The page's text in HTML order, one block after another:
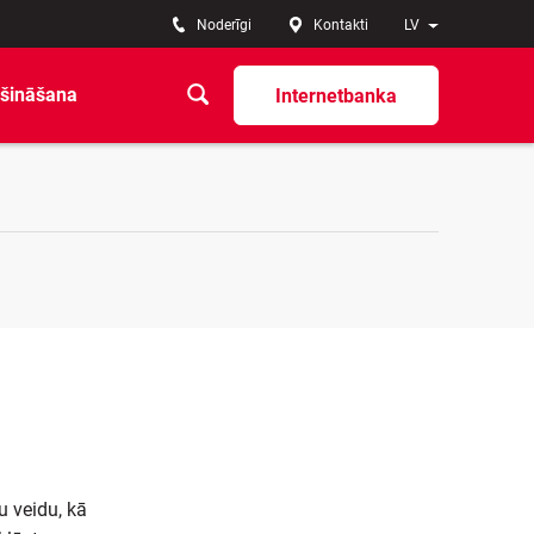
LV
Noderīgi Kontakti
Internetbanka
veidu, kā